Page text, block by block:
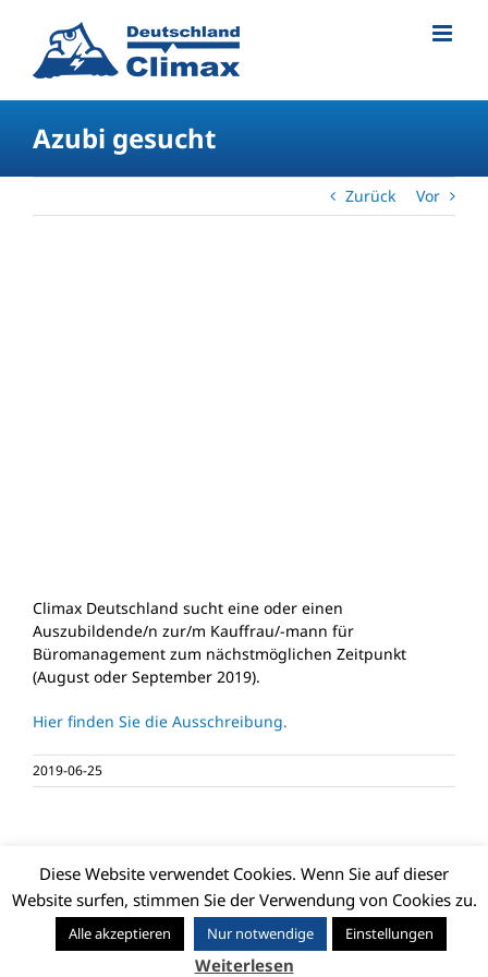
Azubi gesucht
Zurück Vor
Climax Deutschland sucht eine oder einen
Auszubildende/n zur/m Kauffrau/-mann für
Büromanagement zum nächstmöglichen Zeitpunkt
(August oder September 2019).
Hier finden Sie die Ausschreibung.
2019-06-25
© CLIMAX DEUTSCHLAND GMBH | Alle Rechte vorbehalten |
Impressum
Barrierefreiheit AGB (PDF)
Diese Website verwendet Cookies. Wenn Sie auf dieser
Website surfen, stimmen Sie der Verwendung von Cookies zu.
Alle akzeptieren Nur notwendige Einstellungen
Weiterlesen